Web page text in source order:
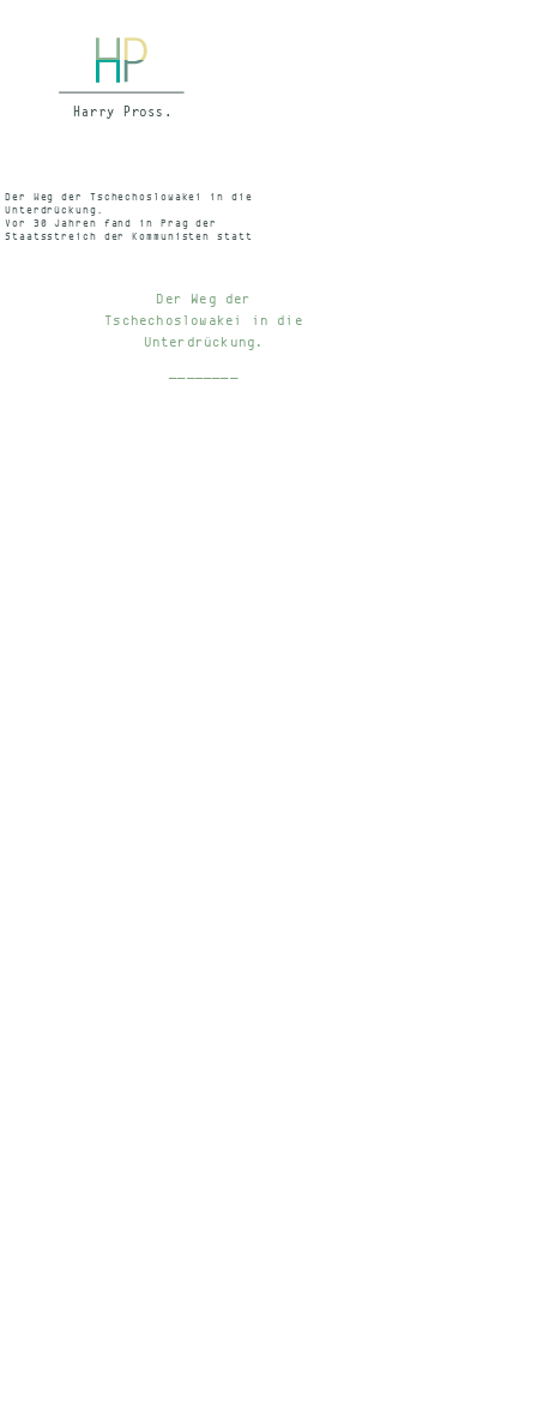
Der Weg der Tschechoslowakei in die
Unterdrückung.
Vor 30 Jahren fand in Prag der
Staatsstreich der Kommunisten statt
Der Weg der
Tschechoslowakei in die
Unterdrückung.